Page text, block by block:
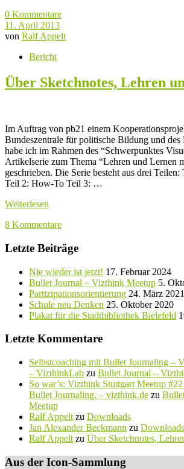
0 Kommentare
11. April 2013
von Ralf Appelt
Bericht
Über Sketchnotes, Lehren
Im Auftrag von pb21 einem
Bundeszentrale für politische Bildung und
habe ich im Rahmen des “Schwerpunktes
Artikelserie zum Thema “Lehren und Lernen
geschrieben. Die Serie besteht aus drei
Teil 2: How-To Teil 3: …
Weiterlesen
8 Kommentare
Letzte Beiträge
Nie wieder ist jetzt! 17. Februar 2024
Bullet Journal – Vizthink Meetup 5.
Partizipationsorientierung 24. März 2021
Schule neu Denken 25. Oktober 2020
Plakat für die Stadtbibliothek Bielefeld
Letzte Kommentare
Selbstcoaching mit Bullet Journaling –
– VizthinkLab zu Bullet Journal –
So war’s: Vizthink Stuttgart Meetup
Bullet Journaling. – vizthink.de zu
Meetup
Ralf Appelt zu Downloads
Jan Alexander Beckmann zu Downloads
Ralf Appelt zu Über Sketchnotes,
Aus der Icon-Sammlung